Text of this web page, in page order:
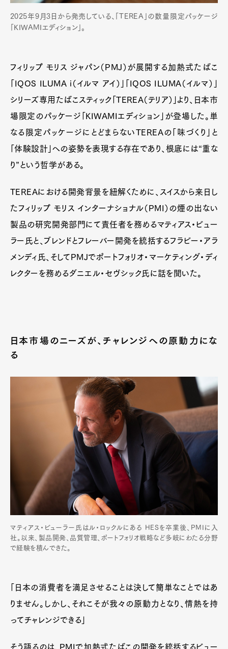
2025年9月3日から発売している、「TEREA」の数量限定パッケージ
「KIWAMIエディション」。
フィリップ モリス ジャパン（PMJ）が展開する加熱式たばこ
「IQOS ILUMA i（イルマ アイ）」「IQOS ILUMA（イルマ）」
シリーズ専用たばこスティック「TEREA（テリア）」より、日本市
場限定のパッケージ「KIWAMIエディション」が登場した。単
なる限定パッケージにとどまらないTEREAの「味づくり」と
「体験設計」への姿勢を表現する存在であり、根底には“重な
り”という哲学がある。
TEREAにおける開発背景を紐解くために、スイスから来日し
たフィリップ モリス インターナショナル（PMI）の煙の出ない
製品の研究開発部門にて責任者を務めるマティアス・ビュー
ラー氏と、ブレンドとフレーバー開発を統括するフラビー・アラ
メンディ氏、そしてPMJでポートフォリオ・マーケティング・ディ
レクターを務めるダニエル・セヴシック氏に話を聞いた。
日本市場のニーズが、チャレンジへの原動力にな
る
マティアス・ビューラー氏はル・ロックルにある HESを卒業後、PMIに入
社。以来、製品開発、品質管理、ポートフォリオ戦略など多岐にわたる分野
で経験を積んできた。
「日本の消費者を満足させることは決して簡単なことではあ
りません。しかし、それこそが我々の原動力となり、情熱を持
ってチャレンジできる」
そう語るのは、PMIで加熱式たばこの開発を統括するビュー